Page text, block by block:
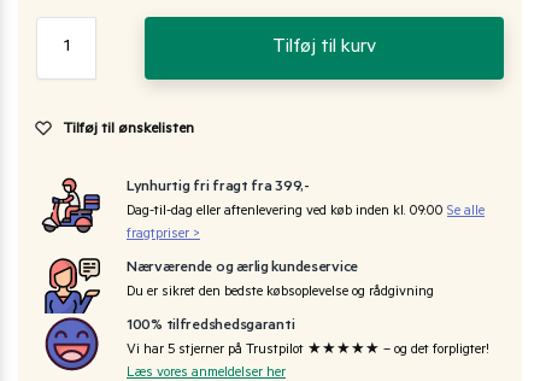
Tilføj til kurv
Tilføj til ønskelisten
Lynhurtig fri fragt fra 399,-
Dag-til-dag eller aftenlevering ved køb inden kl. 09:00 Se alle
fragtpriser >
Nærværende og ærlig kundeservice
Du er sikret den bedste købsoplevelse og rådgivning
100% tilfredshedsgaranti
Vi har 5 stjerner på Trustpilot ★★★★★ – og det forpligter!
Læs vores anmeldelser her